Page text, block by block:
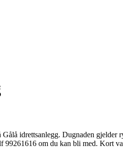
idrettsanlegg. Dugnaden gjelder
om du kan bli med. Kort